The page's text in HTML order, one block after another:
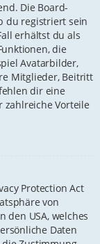
Die Board-
du registriert sein
erhältst du als
die
Avatarbilder,
Mitglieder, Beitritt
dir eine
Vorteile
Protection Act
von
den USA, welches
Daten